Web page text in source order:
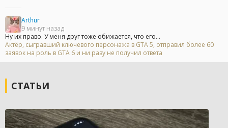
Arthur
9 минут назад
Ну их право. У меня друг тоже обижается, что его...
Актёр, сыгравший ключевого персонажа в GTA 5, отправил более 60
заявок на роль в GTA 6 и ни разу не получил ответа
СТАТЬИ